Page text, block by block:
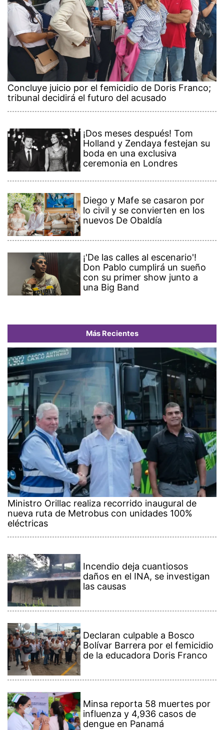
Concluye juicio por el femicidio de Doris Franco;
tribunal decidirá el futuro del acusado
¡Dos meses después! Tom
Holland y Zendaya festejan su
boda en una exclusiva
ceremonia en Londres
Diego y Mafe se casaron por
lo civil y se convierten en los
nuevos De Obaldía
¡'De las calles al escenario'!
Don Pablo cumplirá un sueño
con su primer show junto a
una Big Band
Más Recientes
Ministro Orillac realiza recorrido inaugural de
nueva ruta de Metrobus con unidades 100%
eléctricas
Incendio deja cuantiosos
daños en el INA, se investigan
las causas
Declaran culpable a Bosco
Bolívar Barrera por el femicidio
de la educadora Doris Franco
Minsa reporta 58 muertes por
influenza y 4,936 casos de
dengue en Panamá